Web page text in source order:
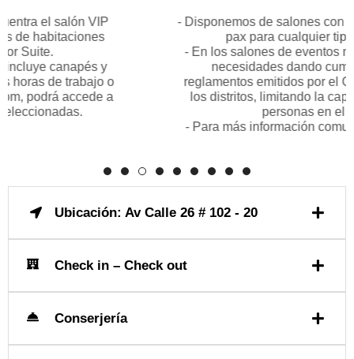
salón VIP
y
trabajo o
accede a
- Disponemos de salones con
pax para cualquier tipo de
- En los salones de eventos nos
necesidades dando
reglamentos emitidos por el Gobierno
los distritos, limitando la capacidad
personas en el lugar.
- Para más información comuníquese
Ubicación: Av Calle 26 # 102 - 20
Check in – Check out
Conserjería